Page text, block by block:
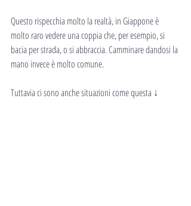
Questo rispecchia molto la realtà, in Giappone è
molto raro vedere una coppia che, per esempio, si
bacia per strada, o si abbraccia. Camminare dandosi la
mano invece è molto comune.
Tuttavia ci sono anche situazioni come questa ↓